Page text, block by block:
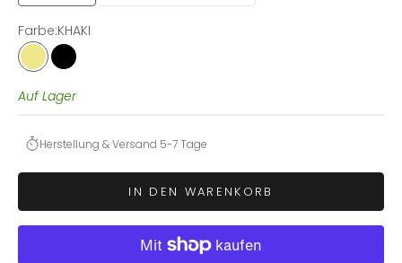
Farbe:KHAKI
KHAKIBLACK
Auf Lager
Herstellung & Versand 5-7 Tage
IN DEN WARENKORB